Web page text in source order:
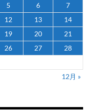
5 6
7
12 13
14
19 20
21
26 27
28
12月 »